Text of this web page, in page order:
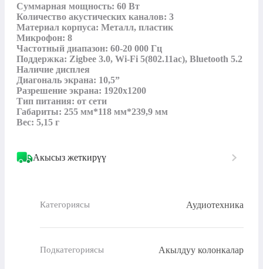
Суммарная мощность: 60 Вт
Количество акустических каналов: 3
Материал корпуса: Металл, пластик
Микрофон: 8
Частотный диапазон: 60-20 000 Гц
Поддержка: Zigbee 3.0, Wi-Fi 5(802.11ac), Bluetooth 5.2
Наличие дисплея
Диагональ экрана: 10,5”
Разрешение экрана: 1920х1200
Тип питания: от сети
Габариты: 255 мм*118 мм*239,9 мм
Вес: 5,15 г
Акысыз жеткирүү
Категориясы Аудиотехника
Подкатегориясы Акылдуу колонкалар